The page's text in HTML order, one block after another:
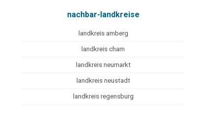
nachbar-landkreise
landkreis amberg
landkreis cham
landkreis neumarkt
landkreis neustadt
landkreis regensburg